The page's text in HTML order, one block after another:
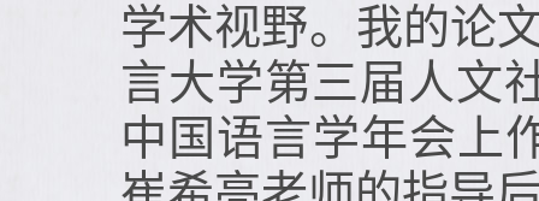
学术视野。我的论
言大学第三届人文
中国语言学年会上